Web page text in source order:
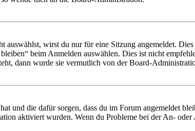
wirst du nur für eine Sitzung angemeldet.
beim Anmelden auswählen. Dies ist nicht
dann wurde sie vermutlich von der Board-
und die dafür sorgen, dass du im Forum angemeldet
aktiviert wurden. Wenn du Probleme bei der An-